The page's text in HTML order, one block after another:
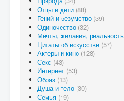
Отцы и дети (88)
Гений и безумство (39)
Одиночество (32)
Мечты, желания, реальность
Цитаты об искусстве (57)
Актеры и кино (128)
Секс (43)
Интернет (53)
Образ (13)
Душа и тело (30)
Семья (19)